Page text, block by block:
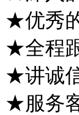
★优秀
★全程
★讲诚
★服务